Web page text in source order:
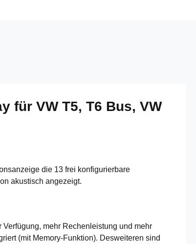
für VW T5, T6 Bus, VW
die 13 frei konfigurierbare
akustisch angezeigt.
mehr Rechenleistung und mehr
(mit Memory-Funktion). Desweiteren sind